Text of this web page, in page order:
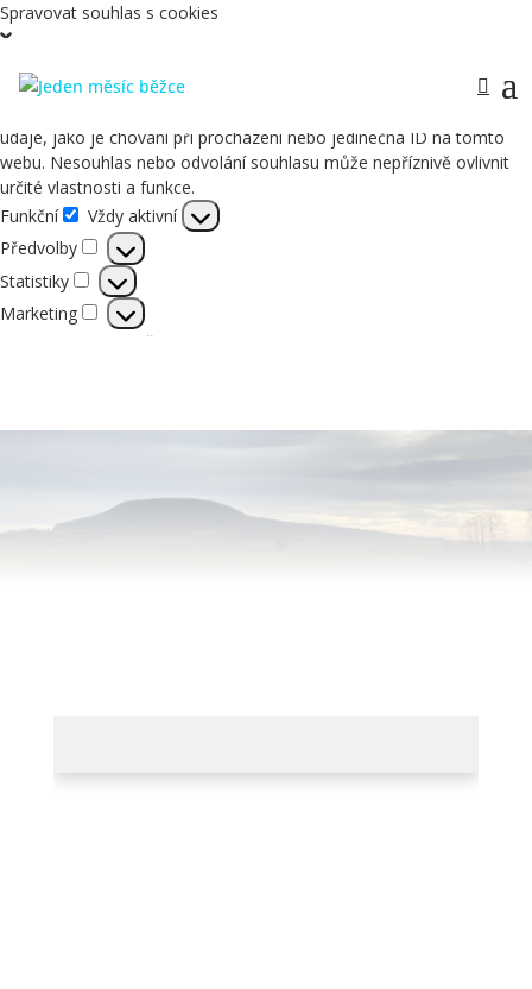
Spravovat souhlas s cookies
přístupu k informacím o zařízení, technologie jako jsou soubory
údaje, jako je chování při procházení nebo jedinečná ID na tomto
webu. Nesouhlas nebo odvolání souhlasu může nepříznivě ovlivnit
určité vlastnosti a funkce.
Funkční
Funkční
Vždy aktivní
Předvolby
Předvolby
Statistiky
Statistiky
Marketing
Marketing
Spravovat možnosti
Uložit předvolby
Informace o použití cookies